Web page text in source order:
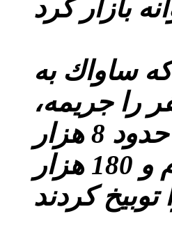
ساواك به
حدود 250 هزار نفر را جريمه،
33 هزار بازرگان را از شهرهاي خود تبعيد، حدود 8 هزار
مغازه‌دار را به دو تا سه سال زندان محكوم و 180 هزار